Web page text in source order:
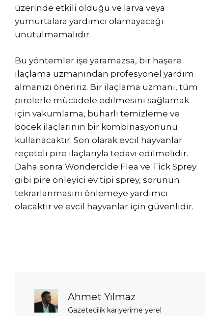
üzerinde etkili olduğu ve larva veya
yumurtalara yardımcı olamayacağı
unutulmamalıdır.
Bu yöntemler işe yaramazsa, bir haşere
ilaçlama uzmanından profesyonel yardım
almanızı öneririz. Bir ilaçlama uzmanı, tüm
pirelerle mücadele edilmesini sağlamak
için vakumlama, buharlı temizleme ve
böcek ilaçlarının bir kombinasyonunu
kullanacaktır. Son olarak evcil hayvanlar
reçeteli pire ilaçlarıyla tedavi edilmelidir.
Daha sonra Wondercide Flea ve Tick Sprey
gibi pire önleyici ev tipi sprey, sorunun
tekrarlanmasını önlemeye yardımcı
olacaktır ve evcil hayvanlar için güvenlidir.
Ahmet Yılmaz
Gazetecilik kariyerime yerel